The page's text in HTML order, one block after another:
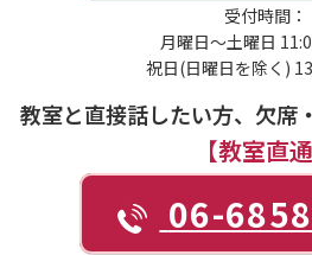
受付時間：
月曜日～土曜日
祝日(日曜日を除く)
教室と直接話したい方、欠席
【教室直通
06-